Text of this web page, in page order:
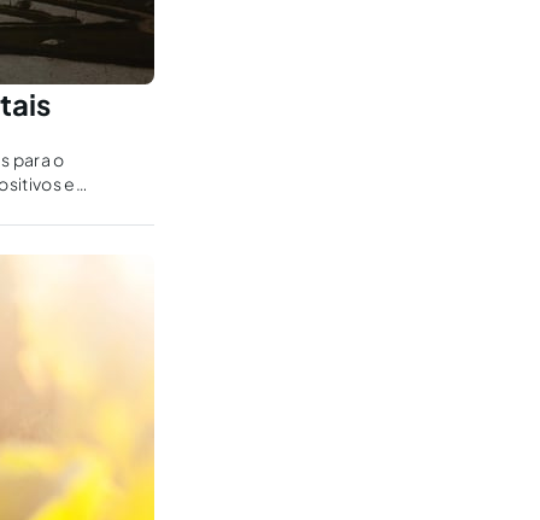
para o
e